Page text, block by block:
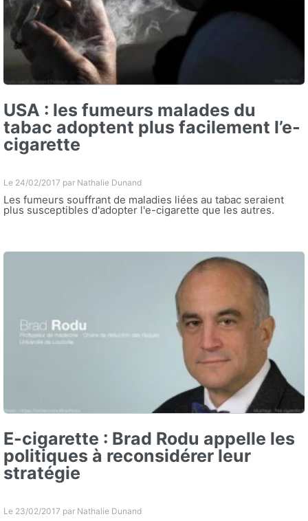
USA : les fumeurs malades du
tabac adoptent plus facilement l’e-
cigarette
Le 24/02/2017 par Nathalie Dunand
Les fumeurs souffrant de maladies liées au tabac seraient
plus susceptibles d'adopter l'e-cigarette que les autres.
E-cigarette : Brad Rodu appelle les
politiques à reconsidérer leur
stratégie
Le 23/02/2017 par Nathalie Dunand